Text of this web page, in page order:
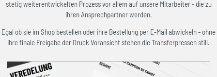
stetig weiterentwickelten Prozess vor allem auf unsere Mitarbeiter - die zu
ihren Ansprechpartner werden.
Egal ob sie im Shop bestellen oder ihre Bestellung per E-Mail abwickeln - ohne
ihre finale Freigabe der Druck Voransicht stehen die Transferpressen still.